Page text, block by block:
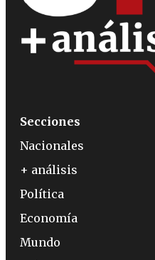
Secciones
Nacionales
+ análisis
Política
Economía
Mundo